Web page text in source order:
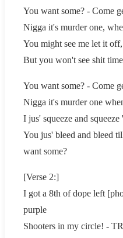
You want some? - Come
Nigga it's murder one,
You might see me let it
But you won't see shit
You want some? - Come
Nigga it's murder one
I jus' squeeze and
You jus' bleed and bleed
want some?
[Verse 2:]
I got a 8th of dope left
purple
Shooters in my circle! -